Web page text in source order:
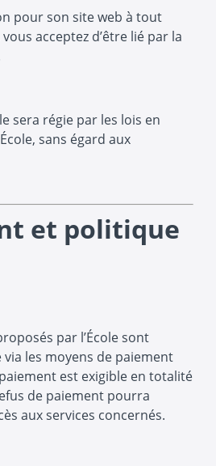
pour son site web à tout
acceptez d’être lié par la
sera régie par les lois en
sans égard aux
et politique
par l’École sont
les moyens de paiement
est exigible en totalité
de paiement pourra
aux services concernés.